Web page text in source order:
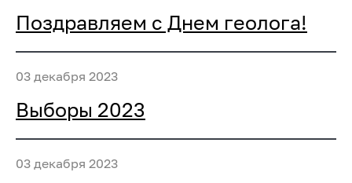
Поздравляем с Днем геолога!
03 декабря 2023
Выборы 2023
03 декабря 2023